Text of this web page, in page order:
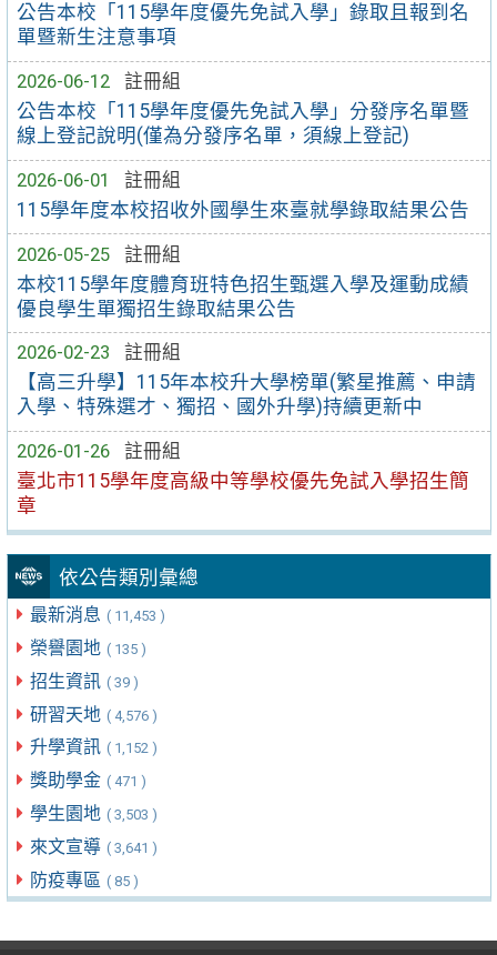
公告本校「115學年度優先免試入學」錄取且報到名
單暨新生注意事項
2026-06-12
註冊組
公告本校「115學年度優先免試入學」分發序名單暨
線上登記說明(僅為分發序名單，須線上登記)
2026-06-01
註冊組
115學年度本校招收外國學生來臺就學錄取結果公告
2026-05-25
註冊組
本校115學年度體育班特色招生甄選入學及運動成績
優良學生單獨招生錄取結果公告
2026-02-23
註冊組
【高三升學】115年本校升大學榜單(繁星推薦、申請
入學、特殊選才、獨招、國外升學)持續更新中
2026-01-26
註冊組
臺北市115學年度高級中等學校優先免試入學招生簡
章
依公告類別彙總
最新消息 ( 11,453 )
榮譽園地 ( 135 )
招生資訊 ( 39 )
研習天地 ( 4,576 )
升學資訊 ( 1,152 )
獎助學金 ( 471 )
學生園地 ( 3,503 )
來文宣導 ( 3,641 )
防疫專區 ( 85 )